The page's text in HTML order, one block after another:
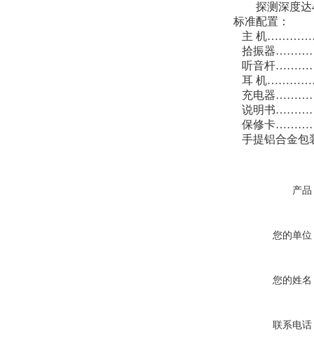
探测深度达
标准配置：
主 机
拾振器
听音杆
耳 机
充电器
说明书
保修卡
手提铝合金
产品
您的单位
您的姓名
联系电话